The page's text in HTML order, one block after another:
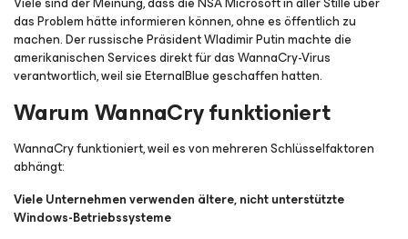
das Problem hätte informieren können, ohne es öffentlich zu
machen. Der russische Präsident Wladimir Putin machte die
amerikanischen Services direkt für das WannaCry-Virus
verantwortlich, weil sie EternalBlue geschaffen hatten.
Warum WannaCry funktioniert
WannaCry funktioniert, weil es von mehreren Schlüsselfaktoren
abhängt:
Viele Unternehmen verwenden ältere, nicht unterstützte
Windows-Betriebssysteme